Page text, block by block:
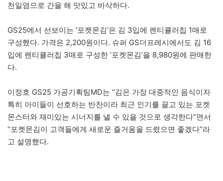
천일염으로 간을 해 맛있고 바삭하다.
GS25에서 선보이는 ‘포켓몬김’은 김 3입에 렌티큘러칩 1매로
구성했다. 가격은 2,200원이다. 슈퍼 GS더프레시에서도 김 16
입에 렌티큘러칩 3매로 구성한 ‘포켓몬김’을 8,980원에 판매한
다.
이정호 GS25 가공기획팀MD는 “김은 가장 대중적인 음식이자
특히 아이들이 선호하는 반찬이라 최근 인기를 끌고 있는 포켓
몬스터와 재미있는 시너지를 낼 수 있을 것으로 생각한다”면서
“포켓몬김이 고객들에게 새로운 즐거움을 드렸으면 좋겠다”라
고 설명했다.